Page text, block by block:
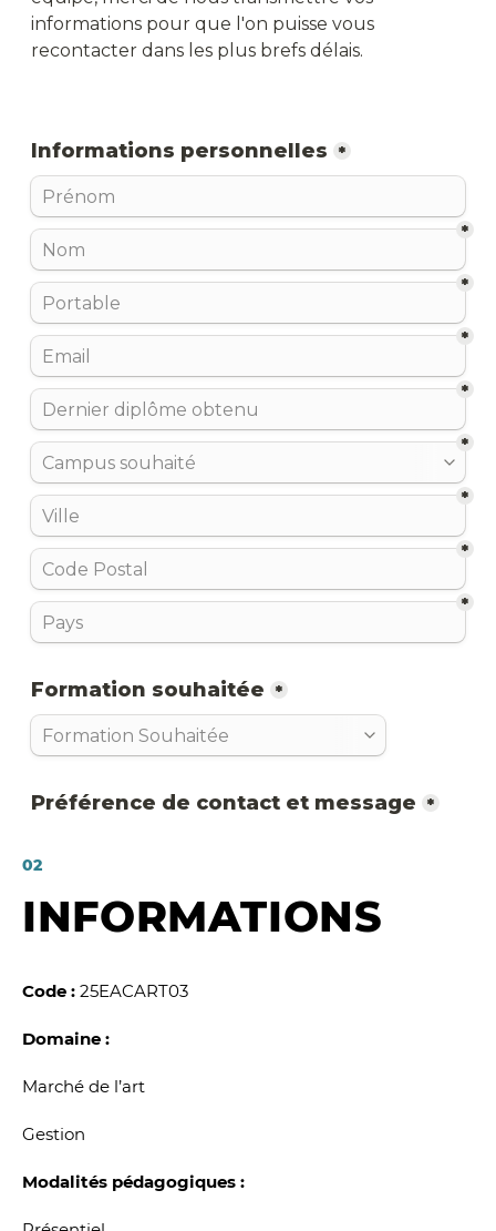
02
INFORMATIONS
Code : 25EACART03
Domaine :
Marché de l’art
Gestion
Modalités pédagogiques :